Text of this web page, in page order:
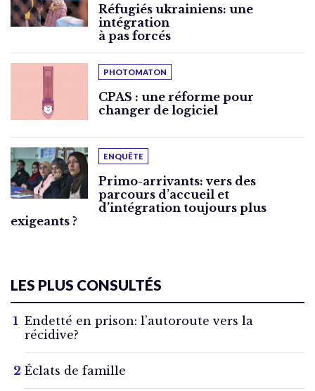
Réfugiés ukrainiens: une
intégration
à pas forcés
PHOTOMATON
CPAS : une réforme pour
changer de logiciel
ENQUÊTE
Primo-arrivants: vers des
parcours d’accueil et
d’intégration toujours plus
exigeants ?
LES PLUS CONSULTÉS
Endetté en prison: l’autoroute vers la
récidive?
Éclats de famille